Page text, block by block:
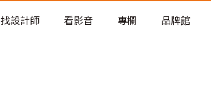
看不見的居家風險和翻新關鍵
老屋預算分配與高 CP 值煥新術
找設計師 看影音 專欄 品牌館